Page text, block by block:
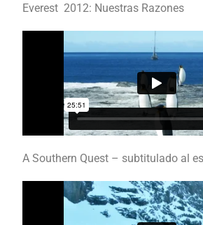
Everest 2012: Nuestras Razones
A Southern Quest – subtitulado al